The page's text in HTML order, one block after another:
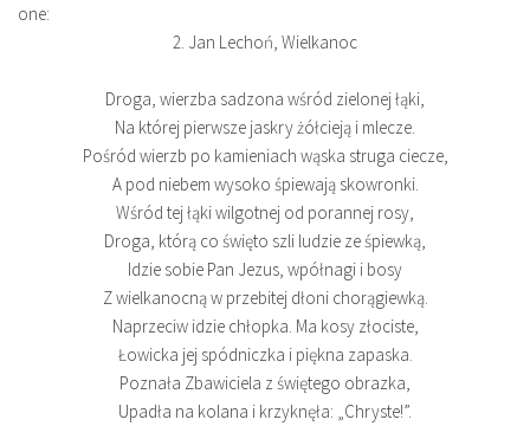
one:
2. Jan Lechoń, Wielkanoc
Droga, wierzba sadzona wśród zielonej łąki,
Na której pierwsze jaskry żółcieją i mlecze.
Pośród wierzb po kamieniach wąska struga ciecze,
A pod niebem wysoko śpiewają skowronki.
Wśród tej łąki wilgotnej od porannej rosy,
Droga, którą co święto szli ludzie ze śpiewką,
Idzie sobie Pan Jezus, wpółnagi i bosy
Z wielkanocną w przebitej dłoni chorągiewką.
Naprzeciw idzie chłopka. Ma kosy złociste,
Łowicka jej spódniczka i piękna zapaska.
Poznała Zbawiciela z świętego obrazka,
Upadła na kolana i krzyknęła: „Chryste!”.